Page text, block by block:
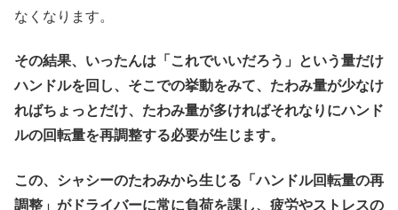
なくなります。
その結果、いったんは「これでいいだろう」という量だけ
ハンドルを回し、そこでの挙動をみて、たわみ量が少なけ
ればちょっとだけ、たわみ量が多ければそれなりにハンド
ルの回転量を再調整する必要が生じます。
この、シャシーのたわみから生じる「ハンドル回転量の再
調整」がドライバーに常に負荷を課し、疲労やストレスの